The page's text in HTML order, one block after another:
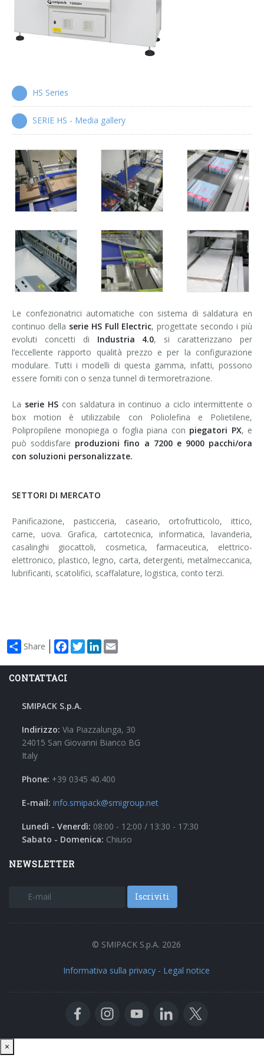
Cartonatrici wrap-around
Manigliatrici automatiche
Serie HAHS Series
SERIE HS - Media gallery
Le confezionatrici automatiche con sistema di saldatura en
continuo della serie HS Full Electric, progettate secondo i più
evoluti concetti di Industria 4.0, si caratterizzano per
l’eccellente rapporto qualità prezzo e per la configurazione
modulare. Tutti i modelli di questa gamma, infatti, possono
essere forniti con o senza tunnel di termoretrazione.
La serie HScon saldatura in continuo a ciclo intermittente o
box motion è utilizzabile con Poliolefina e Polietilene,
Polipropilene monopiega o foglia piana con piegatori PX, e
può soddisfare produzioni fino a 7200 e 9000 pacchi/ora
con soluzioni personalizzate.
SETTORI DI MERCATO
Panificazione, pasticceria, caseario, ortofrutticolo, ittico,
carne, uova. Grafica, cartotecnica, informatica, lavanderia,
casalinghi giocattoli, cosmetica, farmaceutica, elettrico-
elettronico, plastico, legno, carta, detergenti, metalmeccanica,
lubrificanti, scatolifici, scaffalature, logistica, conto terzi.
Share Facebook
TwitterLinkedIn
CONTATTACI
SMIPACK S.p.A.
Indirizzo: Via Piazzalunga, 30
24015 San Giovanni Bianco BG
Italy
Phone: +39 0345 40.400
E-mail: info.smipack@smigroup.net
Lunedì - Venerdì: 08:00 - 12:00 / 13:30 - 17:30
Sabato - Domenica: Chiuso
NEWSLETTER
Iscriviti
© SMIPACK S.p.A. 2026
Informativa sulla privacy - Legal notice
×